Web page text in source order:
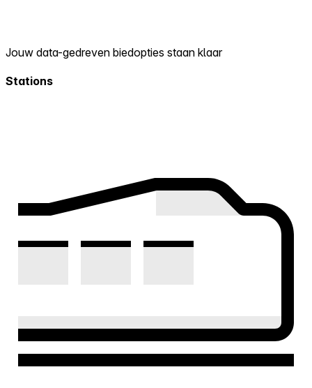
Jouw data-gedreven biedopties staan klaar
Stations